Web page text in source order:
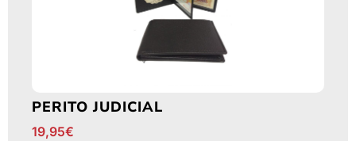
PERITO JUDICIAL
19,95€